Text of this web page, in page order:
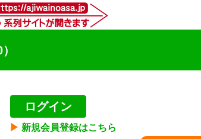
ログイン
▶︎ 新規会員登録はこちら